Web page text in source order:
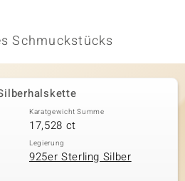
Schmuckstücks
Karatgewicht Summe
17,528 ct
Legierung
925er Sterling Silber